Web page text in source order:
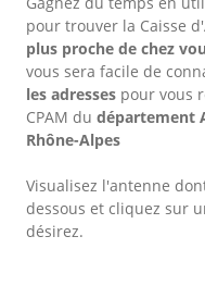
pour trouver la Caisse
plus proche de chez
vous sera facile de
les adresses pour vous
CPAM du département
Rhône-Alpes
Visualisez l'antenne
dessous et cliquez sur
désirez.